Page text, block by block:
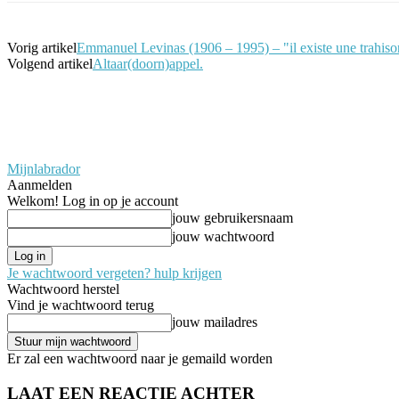
Vorig artikelEmmanuel Levinas (1906 – 1995) – "il existe une
Volgend artikelAltaar(doorn)appel.
Mijnlabrador
Aanmelden
Welkom! Log in op je account
jouw gebruikersnaam
jouw wachtwoord
Je wachtwoord vergeten? hulp krijgen
Wachtwoord herstel
Vind je wachtwoord terug
jouw mailadres
Er zal een wachtwoord naar je gemaild worden
LAAT EEN REACTIE ACHTER